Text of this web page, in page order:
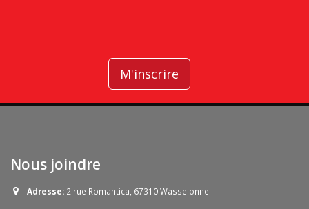
M'inscrire
Nous joindre
Adresse: 2 rue Romantica, 67310 Wasselonne